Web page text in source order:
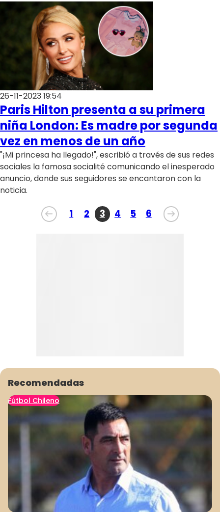
26-11-2023 19:54
Paris Hilton presenta a su primera
niña London: Es madre por segunda
vez en menos de un año
"¡Mi princesa ha llegado!", escribió a través de sus redes
sociales la famosa socialité comunicando el inesperado
anuncio, donde sus seguidores se encantaron con la
noticia.
3 4 6
Recomendadas
Fútbol Chileno